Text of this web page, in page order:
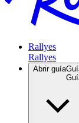
Rallyes
Abrir guía